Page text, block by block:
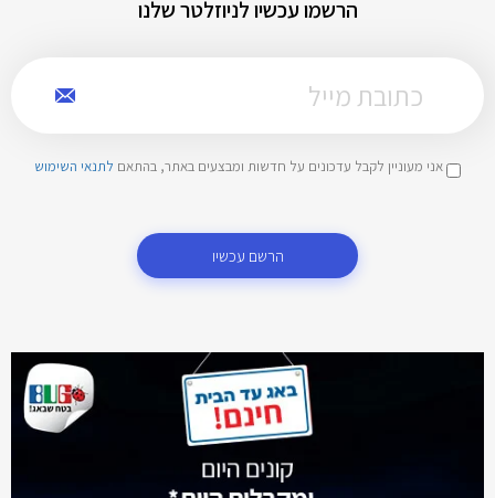
הרשמו עכשיו לניוזלטר שלנו
אני מעוניין לקבל עדכונים על חדשות ומבצעים באתר, בהתאם לתנאי השימוש
הרשם עכשיו